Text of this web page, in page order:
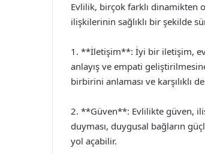
Evlilik, birçok farklı dinamikten
ilişkilerinin sağlıklı bir şekilde
1. **İletişim**: İyi bir iletişim,
anlayış ve empati
birbirini anlaması ve karşılıklı
2. **Güven**: Evlilikte güven,
duyması, duygusal bağların
yol açabilir.